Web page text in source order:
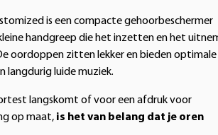
is een compacte gehoorbeschermer
handgreep die het inzetten en het
oordoppen zitten lekker en bieden optimale
langdurig luide muziek.
langskomt of voor een afdruk voor
op maat, is het van belang dat je oren